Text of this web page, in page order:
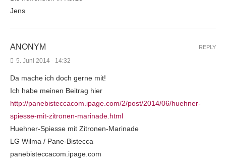
Jens
ANONYM
5. Juni 2014 - 14:32
Da mache ich doch gerne mit!
Ich habe meinen Beitrag hier
http://panebisteccacom.ipage.com/2/post/2014/06/huehner-
spiesse-mit-zitronen-marinade.html
Huehner-Spiesse mit Zitronen-Marinade
LG Wilma / Pane-Bistecca
panebisteccacom.ipage.com
REPLY